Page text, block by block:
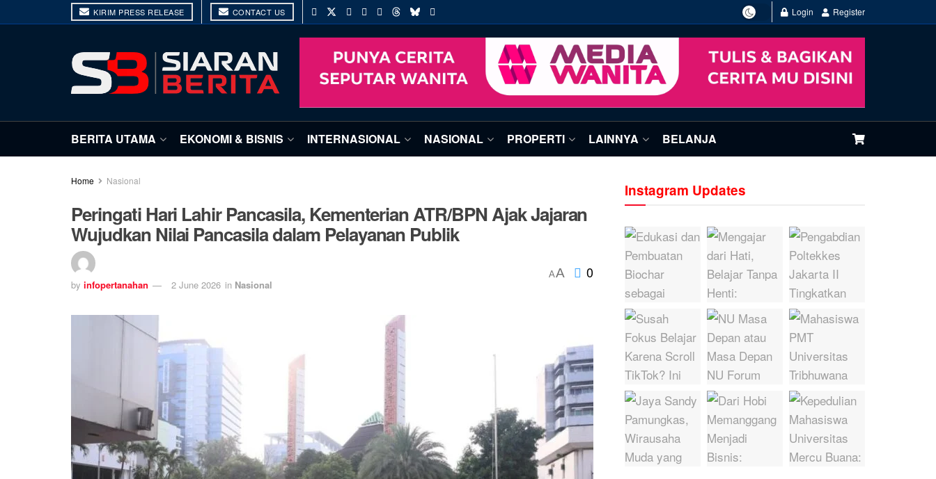
KIRIM PRESS RELEASE CONTACT US Login Register
BERITA UTAMA EKONOMI & BISNIS INTERNASIONAL NASIONAL PROPERTI LAINNYA BELANJA
Home Nasional
Peringati Hari Lahir Pancasila, Kementerian ATR/BPN Ajak Jajaran
Wujudkan Nilai Pancasila dalam Pelayanan Publik
by infopertanahan 2 June 2026 in Nasional
AA 0
Instagram Updates